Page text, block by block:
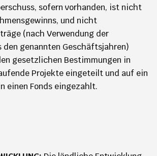
sofern vorhanden, ist nicht
und nicht
(nach Verwendung der
den genannten Geschäftsjahren)
gesetzlichen Bestimmungen in
Projekte eingeteilt und auf ein
einen Fonds eingezahlt.